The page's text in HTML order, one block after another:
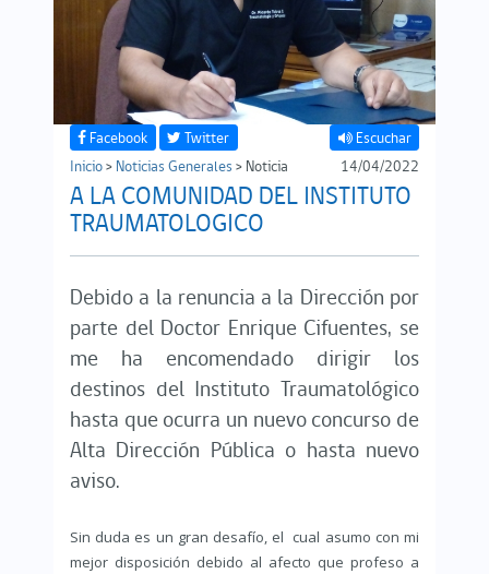
Facebook Twitter
Escuchar
Inicio > Noticias Generales > Noticia 14/04/2022
A LA COMUNIDAD DEL INSTITUTO
TRAUMATOLOGICO
Debido a la renuncia a la Dirección por
parte del Doctor Enrique Cifuentes, se
me ha encomendado dirigir los
destinos del Instituto Traumatológico
hasta que ocurra un nuevo concurso de
Alta Dirección Pública o hasta nuevo
aviso.
Sin duda es un gran desafío, el cual asumo con mi
mejor disposición debido al afecto que profeso a